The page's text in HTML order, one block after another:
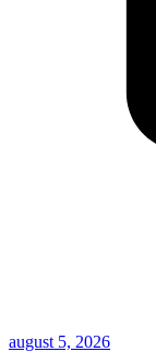
august 5, 2026